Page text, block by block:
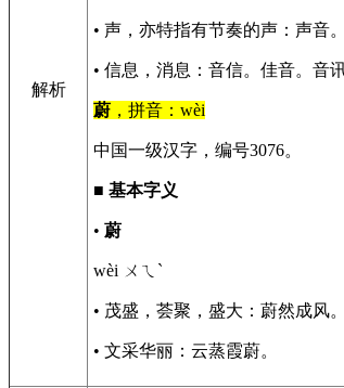
解析
• 声，亦特指有节奏的声：声音
• 信息，消息：音信。佳音。音讯
蔚 ，拼音：wèi
中国一级汉字，编号3076。
■ 基本字义
• 蔚
wèi ㄨㄟˋ
• 茂盛，荟聚，盛大：蔚然成风
• 文采华丽：云蒸霞蔚。